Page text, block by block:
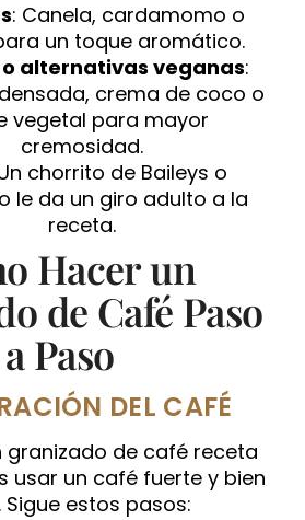
: Canela, cardamomo o
un toque aromático.
alternativas veganas:
crema de coco o
vegetal para mayor
cremosidad.
chorrito de Baileys o
le da un giro adulto a la
receta.
Hacer un
de Café Paso
a Paso
DEL CAFÉ
granizado de café receta
usar un café fuerte y bien
estos pasos: